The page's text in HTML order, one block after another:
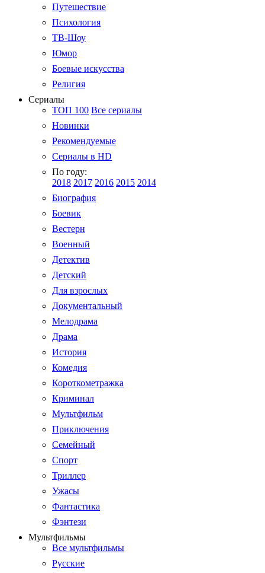
Путешествие
Психология
ТВ-Шоу
Юмор
Боевые искусства
Религия
Сериалы
ТОП 100 Все сериалы
Новинки
Рекомендуемые
Сериалы в HD
По году:
2018 2017 2016 2015 2014
Биография
Боевик
Вестерн
Военный
Детектив
Детский
Для взрослых
Документальный
Мелодрама
Драма
История
Комедия
Короткометражка
Криминал
Мультфильм
Приключения
Семейный
Спорт
Триллер
Ужасы
Фантастика
Фэнтези
Мультфильмы
Все мультфильмы
Русские